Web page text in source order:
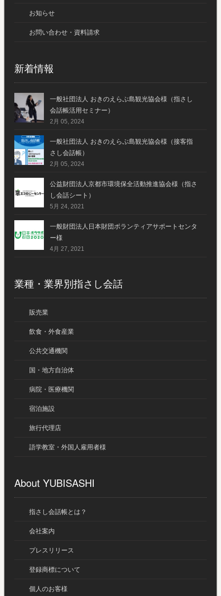
お知らせ
お問い合わせ・資料請求
新着情報
一般社団法人 おきのえらぶ島観光協会様（指さし
会話帳活用セミナー）
2月 05, 2024
一般社団法人 おきのえらぶ島観光協会様（接客指
さし会話帳）
2月 05, 2024
公益財団法人京都市環境保全活動推進協会様（指さ
し会話シート）
5月 24, 2021
一般財団法人日本財団ボランティアサポートセンタ
ー様
4月 27, 2021
業種・業界別指さし会話
販売業
飲食・外食産業
公共交通機関
国・地方自治体
病院・医療機関
宿泊施設
旅行代理店
語学教室・外国人雇用者様
About YUBISASHI
指さし会話帳とは？
会社案内
プレスリリース
登録商標について
個人のお客様